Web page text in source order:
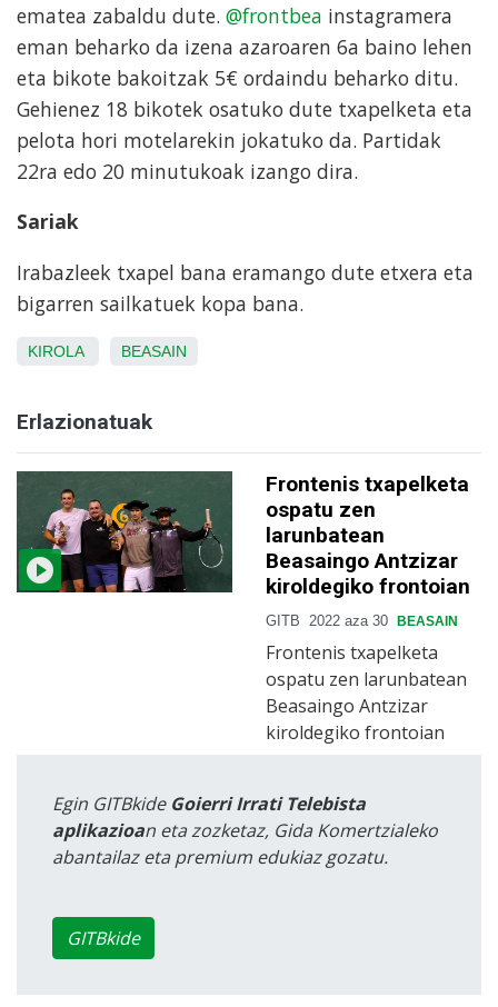
ematea zabaldu dute. @frontbea instagramera
eman beharko da izena azaroaren 6a baino lehen
eta bikote bakoitzak 5€ ordaindu beharko ditu.
Gehienez 18 bikotek osatuko dute txapelketa eta
pelota hori motelarekin jokatuko da. Partidak
22ra edo 20 minutukoak izango dira.
Sariak
Irabazleek txapel bana eramango dute etxera eta
bigarren sailkatuek kopa bana.
KIROLA BEASAIN
Erlazionatuak
Frontenis txapelketa
ospatu zen
larunbatean
Beasaingo Antzizar
kiroldegiko frontoian
GITB 2022 aza 30 BEASAIN
Frontenis txapelketa
ospatu zen larunbatean
Beasaingo Antzizar
kiroldegiko frontoian
Egin GITBkide Goierri Irrati Telebista
aplikazioan eta zozketaz, Gida Komertzialeko
abantailaz eta premium edukiaz gozatu.
GITBkide